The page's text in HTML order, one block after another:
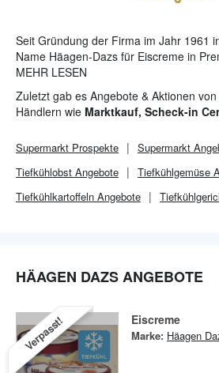
Seit Gründung der Firma im Jahr 1961
Name Häagen-Dazs für Eiscreme in
Hochwertige Zutaten und der Verzicht
Emulgatoren garantieren die cremige
besonderes Geschmackserlebnis.
MEHR LESEN
Zuletzt gab es Angebote & Aktionen von
Händlern wie Marktkauf, Scheck-in
Supermarkt Prospekte Supermarkt
Tiefkühlobst Angebote
Tiefkühlgemüse
Tiefkühlkartoffeln Angebote
HÄAGEN DAZS ANGEBOTE
Verpasst! Eiscreme
Marke: Häagen